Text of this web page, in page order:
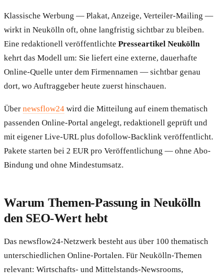
Klassische Werbung — Plakat, Anzeige, Verteiler-Mailing —
wirkt in Neukölln oft, ohne langfristig sichtbar zu bleiben.
Eine redaktionell veröffentlichte Presseartikel Neukölln
kehrt das Modell um: Sie liefert eine externe, dauerhafte
Online-Quelle unter dem Firmennamen — sichtbar genau
dort, wo Auftraggeber heute zuerst hinschauen.
Über newsflow24 wird die Mitteilung auf einem thematisch
passenden Online-Portal angelegt, redaktionell geprüft und
mit eigener Live-URL plus dofollow-Backlink veröffentlicht.
Pakete starten bei 2 EUR pro Veröffentlichung — ohne Abo-
Bindung und ohne Mindestumsatz.
Warum Themen-Passung in Neukölln
den SEO-Wert hebt
Das newsflow24-Netzwerk besteht aus über 100 thematisch
unterschiedlichen Online-Portalen. Für Neukölln-Themen
relevant: Wirtschafts- und Mittelstands-Newsrooms,